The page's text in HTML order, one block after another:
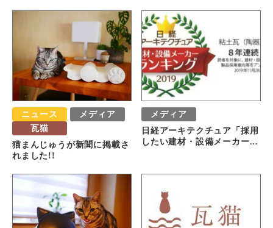
ニュース
メディア
瓦猫
猫まんじゅうが新聞に掲載さ
れました!!
メディア
日経アーキテクチュア「採用
したい建材・設備メーカー...